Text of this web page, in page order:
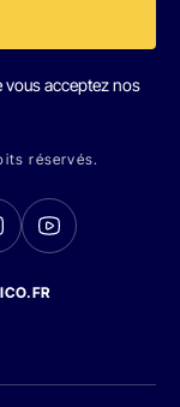
acceptez nos
réservés.